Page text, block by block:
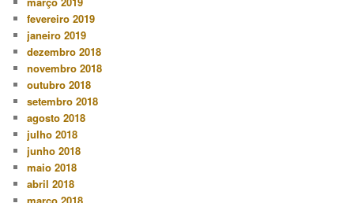
fevereiro 2019
janeiro 2019
dezembro 2018
novembro 2018
outubro 2018
setembro 2018
agosto 2018
julho 2018
junho 2018
maio 2018
abril 2018